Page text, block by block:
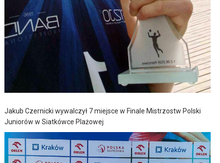
Jakub Czernicki wywalczył 7 miejsce w Finale Mistrzostw Polski
Juniorów w Siatkówce Plażowej